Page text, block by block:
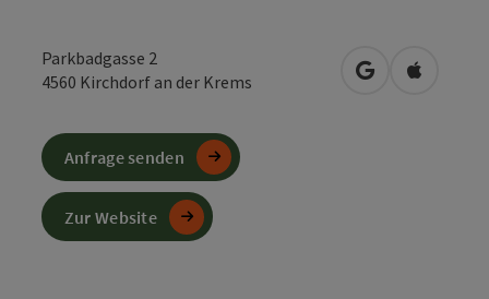
Parkbadgasse 2
4560 Kirchdorf an der Krems in Googlein Apple
Anfrage senden
Zur Website